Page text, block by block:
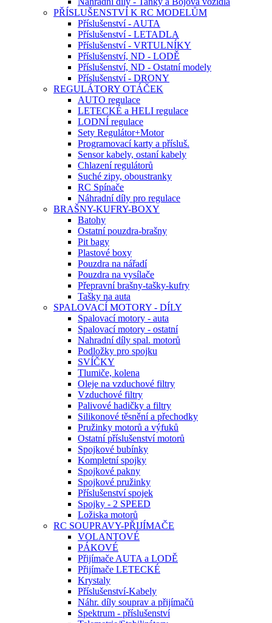
PŘÍSLUŠENSTVÍ K RC MODELŮM
Příslušenství - AUTA
Příslušenství - LETADLA
Příslušenství - VRTULNÍKY
Příslušenství, ND - LODĚ
Příslušenství, ND - Ostatní modely
Příslušenství - DRONY
REGULÁTORY OTÁČEK
AUTO regulace
LETECKÉ a HELI regulace
LODNÍ regulace
Sety Regulátor+Motor
Programovací karty a přísluš.
Sensor kabely, ostaní kabely
Chlazení regulátorů
Suché zipy, oboustranky
RC Spínače
Náhradní díly pro regulace
BRAŠNY-KUFRY-BOXY
Batohy
Ostatní pouzdra-brašny
Pit bagy
Plastové boxy
Pouzdra na nářadí
Pouzdra na vysílače
Přepravní brašny-tašky-kufry
Tašky na auta
SPALOVACÍ MOTORY - DÍLY
Spalovací motory - auta
Spalovací motory - ostatní
Nahradní díly spal. motorů
Podložky pro spojku
SVÍČKY
Tlumiče, kolena
Oleje na vzduchové filtry
Vzduchové filtry
Palivové hadičky a filtry
Silikonové těsnění a přechodky
Pružinky motorů a výfuků
Ostatní příslušenství motorů
Spojkové bubínky
Kompletní spojky
Spojkové pakny
Spojkové pružinky
Příslušenství spojek
Spojky - 2 SPEED
Ložiska motorů
RC SOUPRAVY-PŘIJÍMAČE
VOLANTOVÉ
PÁKOVÉ
Přijímače AUTA a LODĚ
Přijímače LETECKÉ
Krystaly
Příslušenství-Kabely
Náhr. díly souprav a přijímačů
Spektrum - příslušenství